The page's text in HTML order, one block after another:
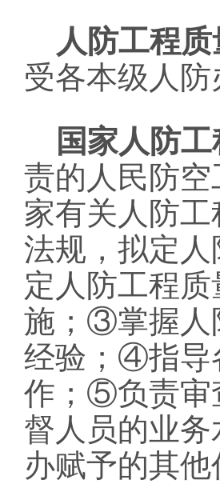
人防工程
受各本级人
国家人防
责的人民防
家有关人防
法规，拟定
定人防工程
施；③掌握人
经验；④指导
作；⑤负责审
督人员的业
办赋予的其他